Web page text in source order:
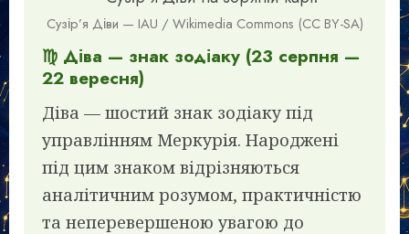
Сузір’я Діви — IAU / Wikimedia Commons (CC BY-SA)
♍ Діва — знак зодіаку (23 серпня —
22 вересня)
Діва — шостий знак зодіаку під
управлінням Меркурія. Народжені
під цим знаком відрізняються
аналітичним розумом, практичністю
та неперевершеною увагою до